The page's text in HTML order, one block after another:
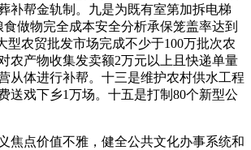
补帮金轨制。九是为既有室第加拆电梯
做物完全成本安全分析承保笼盖率达到
型农贸批发市场完成不少于100万批次农
农产物收集发卖额2万元以上且快递单量
从体进行补帮。十三是维护农村供水工程
送戏下乡1万场。十五是打制80个新型公
点价值不雅，健全公共文化办事系统和